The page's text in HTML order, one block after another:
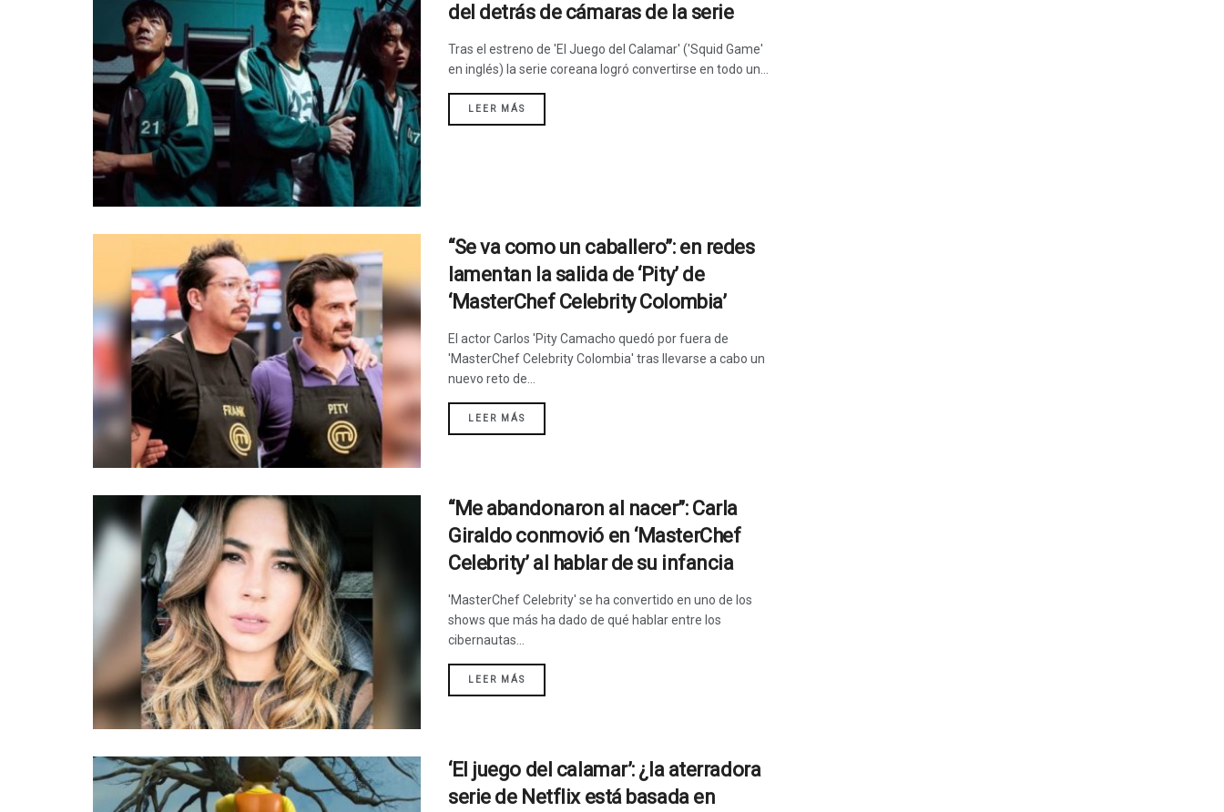
del detrás de cámaras de la serie
Tras el estreno de 'El Juego del Calamar' ('Squid Game'
en inglés) la serie coreana logró convertirse en todo un...
LEER MÁS
“Se va como un caballero”: en redes
lamentan la salida de ‘Pity’ de
‘MasterChef Celebrity Colombia’
El actor Carlos 'Pity Camacho quedó por fuera de
'MasterChef Celebrity Colombia' tras llevarse a cabo un
nuevo reto de...
LEER MÁS
“Me abandonaron al nacer”: Carla
Giraldo conmovió en ‘MasterChef
Celebrity’ al hablar de su infancia
'MasterChef Celebrity' se ha convertido en uno de los
shows que más ha dado de qué hablar entre los
cibernautas...
LEER MÁS
‘El juego del calamar’: ¿la aterradora
serie de Netflix está basada en